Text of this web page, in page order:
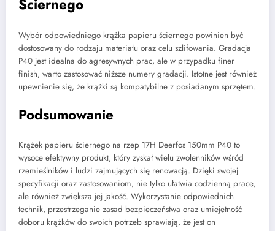
Ściernego
Wybór odpowiedniego krążka papieru ściernego powinien być
dostosowany do rodzaju materiału oraz celu szlifowania. Gradacja
P40 jest idealna do agresywnych prac, ale w przypadku finer
finish, warto zastosować niższe numery gradacji. Istotne jest również
upewnienie się, że krążki są kompatybilne z posiadanym sprzętem.
Podsumowanie
Krążek papieru ściernego na rzep 17H Deerfos 150mm P40 to
wysoce efektywny produkt, który zyskał wielu zwolenników wśród
rzemieślników i ludzi zajmujących się renowacją. Dzięki swojej
specyfikacji oraz zastosowaniom, nie tylko ułatwia codzienną pracę,
ale również zwiększa jej jakość. Wykorzystanie odpowiednich
technik, przestrzeganie zasad bezpieczeństwa oraz umiejętność
doboru krążków do swoich potrzeb sprawiają, że jest on